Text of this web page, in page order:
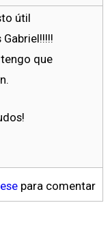
útil
que
para comentar